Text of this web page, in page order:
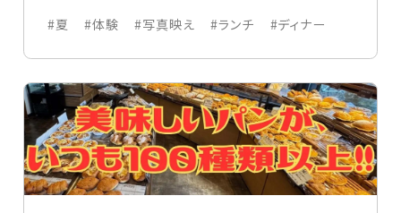
#夏 #体験 #写真映え #ランチ #ディナー